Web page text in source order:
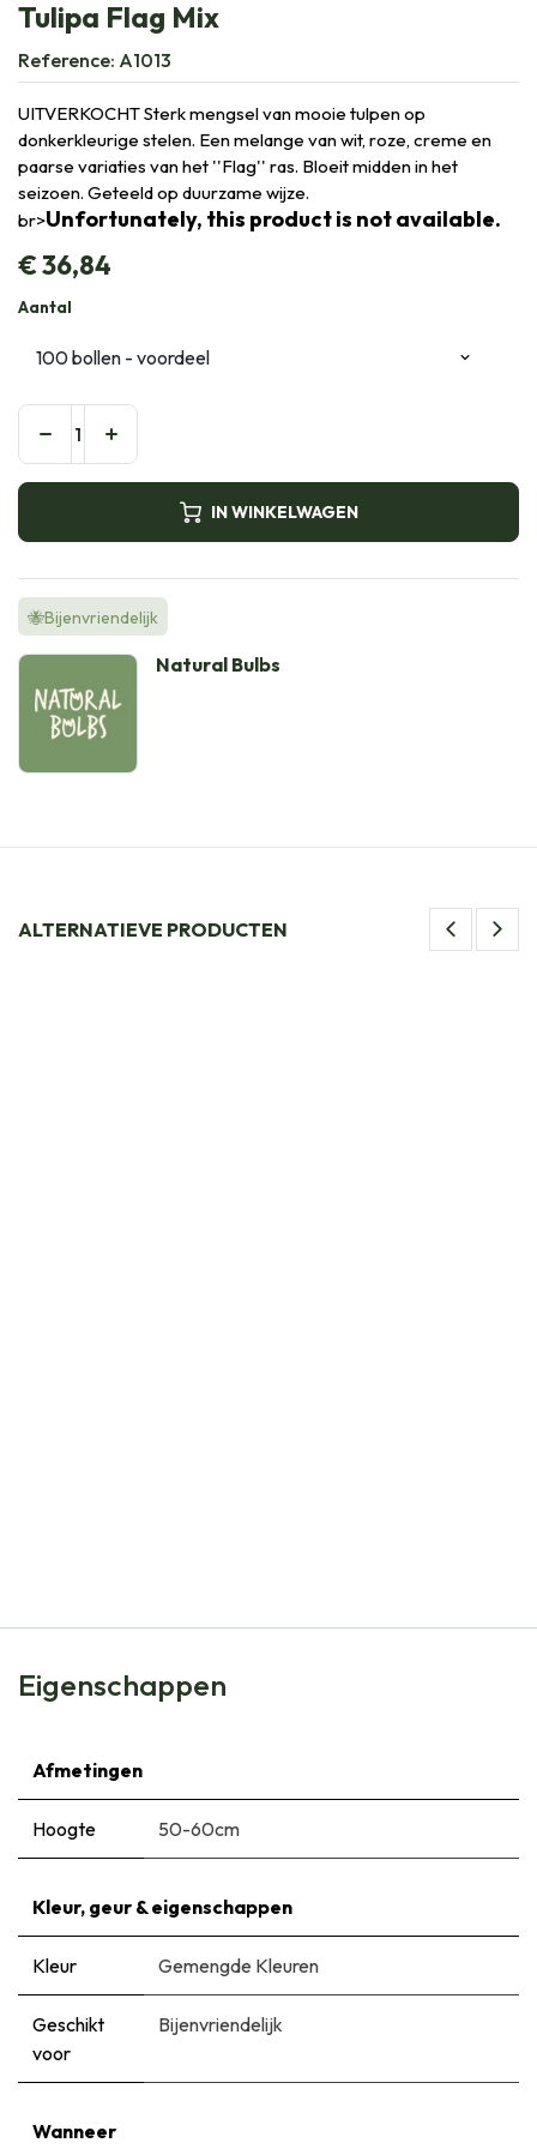
Tulipa Flag Mix
Reference: A1013
UITVERKOCHT Sterk mengsel van mooie tulpen op
donkerkleurige stelen. Een melange van wit, roze, creme en
paarse variaties van het ''Flag'' ras. Bloeit midden in het
seizoen. Geteeld op duurzame wijze.
br>Unfortunately, this product is not available.
€36,84
Aantal
IN WINKELWAGEN
🐝Bijenvriendelijk
Natural Bulbs
ALTERNATIEVE PRODUCTEN
Eigenschappen
Afmetingen
Hoogte 50-60cm
Kleur, geur & eigenschappen
Kleur Gemengde Kleuren
Geschikt
voor
Bijenvriendelijk
Wanneer